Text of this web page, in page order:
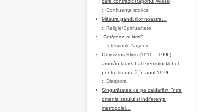
care contrazic Raportul Wiesel
:: Confluenţe istorice
Măsura gândurilor noastre…
:: Religie/Spiritualitate
„Cetățean al lumii”…
:: Interviurile Naţiunii
Odysseas Elytis (1911 – 1996) –
aromân laureat al Premiului Nobel
pentru literatură în anul 1979
:: Diaspora
Singurătatea de pe caldarâm: între
omenia satului și indiferența
metropolei…